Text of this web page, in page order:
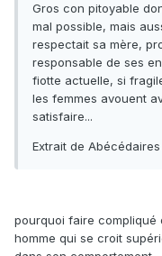
Gros con pitoyable
mal possible, mais
respectait sa mère,
responsable de ses
fiotte actuelle, si
les femmes avouent
satisfaire...
Extrait de
pourquoi faire compliqué
homme qui se croit